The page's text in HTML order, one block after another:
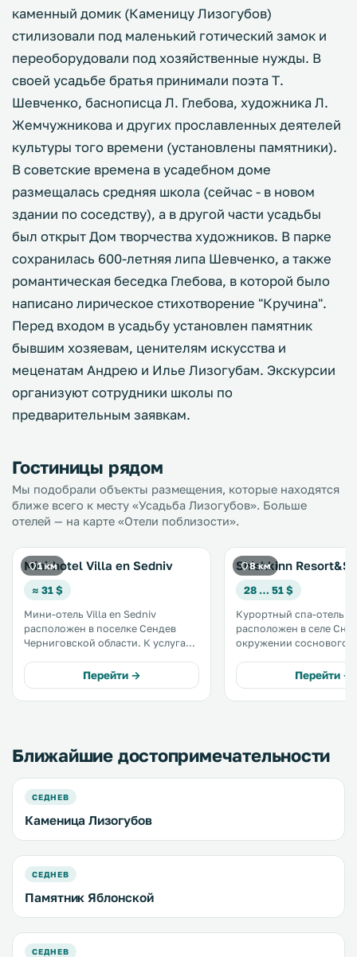
каменный домик (Каменицу Лизогубов)
стилизовали под маленький готический замок и
переоборудовали под хозяйственные нужды. В
своей усадьбе братья принимали поэта Т.
Шевченко, баснописца Л. Глебова, художника Л.
Жемчужникова и других прославленных деятелей
культуры того времени (установлены памятники).
В советские времена в усадебном доме
размещалась средняя школа (сейчас - в новом
здании по соседству), а в другой части усадьбы
был открыт Дом творчества художников. В парке
сохранилась 600-летняя липа Шевченко, а также
романтическая беседка Глебова, в которой было
написано лирическое стихотворение "Кручина".
Перед входом в усадьбу установлен памятник
бывшим хозяевам, ценителям искусства и
меценатам Андрею и Илье Лизогубам. Экскурсии
организуют сотрудники школы по
предварительным заявкам.
Гостиницы рядом
Мы подобрали объекты размещения, которые находятся
ближе всего к месту «Усадьба Лизогубов». Больше
отелей — на карте «Отели поблизости».
1 км
Mini-hotel Villa en Sedniv
≈ 31 $
Мини-отель Villa en Sedniv
расположен в поселке Сендев
Черниговской области. К услугам
принадлежности для барбекю и
бесплатная частная парковка. С
территории открывается вид на
Перейти →
8 км
Shishkinn
28 … 51 $
Курортный спа-отель
расположен в селе
окружении соснового
берегу озера. В число удобств спа-
отеля «ШишкіNN»
паровая баня. .
Перейти →
Ближайшие достопримечательности
СЕДНЕВ
Каменица Лизогубов
СЕДНЕВ
Памятник Яблонской
СЕДНЕВ